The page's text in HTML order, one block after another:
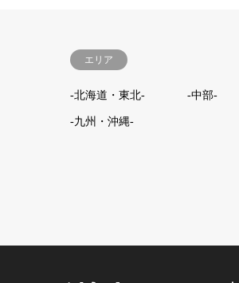
エリア
-北海道・東北- -中部-
-九州・沖縄-